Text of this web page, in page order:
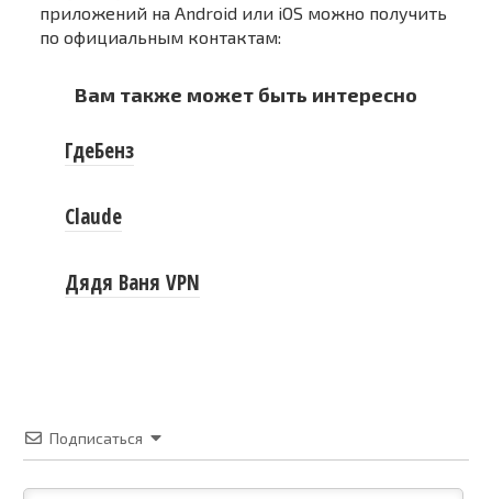
приложений на Android или iOS можно получить
по официальным контактам:
Вам также может быть интересно
ГдеБенз
Claude
Дядя Ваня VPN
Подписаться